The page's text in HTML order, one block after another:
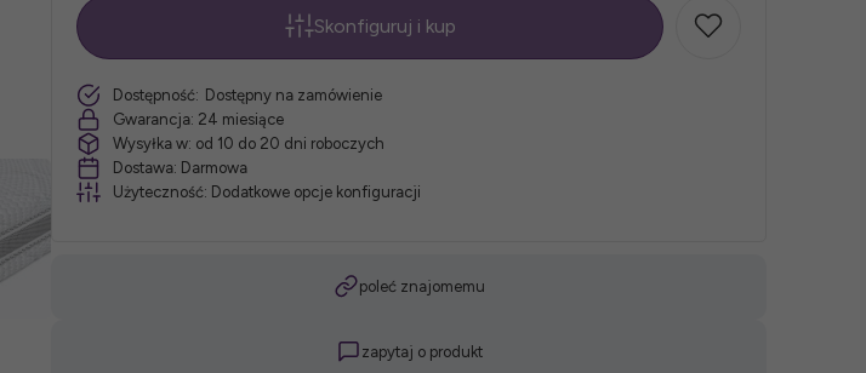
*Rozmiar
materaca:
*
Pokrowiec:
szt.
Skonfiguruj i kup
Dostępność: Dostępny na zamówienie
Gwarancja: 24 miesiące
Wysyłka w: od 10 do 20 dni roboczych
Dostawa: Darmowa
Użyteczność: Dodatkowe opcje konfiguracji
poleć znajomemu
zapytaj o produkt